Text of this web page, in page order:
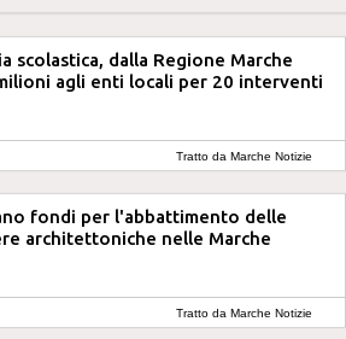
scolastica, dalla Regione Marche
agli enti locali per 20 interventi
Tratto da Marche Notizie
fondi per l'abbattimento delle
architettoniche nelle Marche
Tratto da Marche Notizie